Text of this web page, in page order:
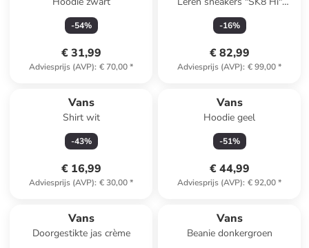
-54%
€ 31,99
Adviesprijs (AVP): € 70,00*
lichtbruin
-16%
€ 82,99
Adviesprijs (AVP): € 99,00*
Vans
Shirt wit
-43%
€ 16,99
Adviesprijs (AVP): € 30,00*
Vans
Hoodie geel
-51%
€ 44,99
Adviesprijs (AVP): € 92,00*
Vans
Doorgestikte jas crème
Vans
Beanie donkergroen